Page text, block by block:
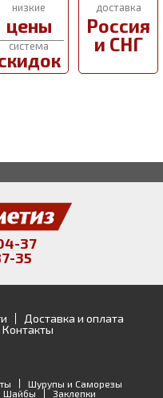
низкие
цены
система
доставка
Россия
и СНГ
37
35
Доставка и оплата
Контакты
Шурупы и Саморезы
Шайбы Заклепки